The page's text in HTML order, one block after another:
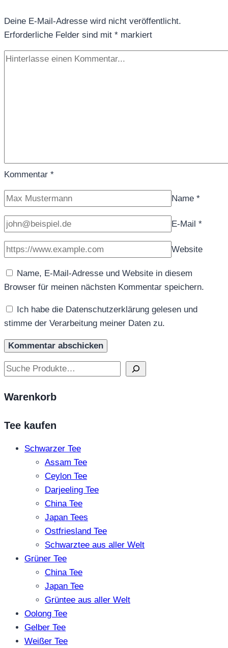
frisch
&
überraschend
grün
Deine E-Mail-Adresse wird nicht veröffentlicht.
Erforderliche Felder sind mit * markiert
Kommentar *
Name *
E-Mail *
Website
Name, E-Mail-Adresse und Website in diesem
Browser für meinen nächsten Kommentar speichern.
Ich habe die Datenschutzerklärung gelesen und
stimme der Verarbeitung meiner Daten zu.
Suchen
Warenkorb
Tee kaufen
Schwarzer Tee
Assam Tee
Ceylon Tee
Darjeeling Tee
China Tee
Japan Tees
Ostfriesland Tee
Schwarztee aus aller Welt
Grüner Tee
China Tee
Japan Tee
Grüntee aus aller Welt
Oolong Tee
Gelber Tee
Weißer Tee